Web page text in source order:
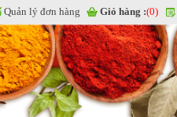
Quản lý đơn hàng Giỏ hàng :(0)